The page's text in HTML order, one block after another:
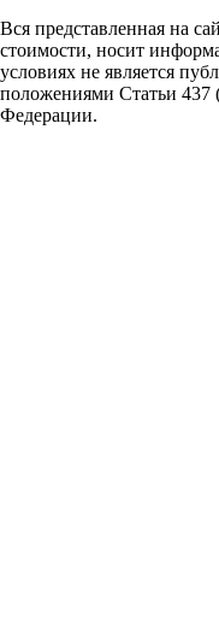
Вся представленная на
стоимости, носит
условиях не является
положениями Статьи 437
Федерации.